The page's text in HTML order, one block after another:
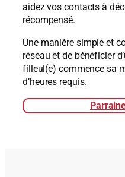
aidez vos contacts à
récompensé.
Une manière simple et
réseau et de bénéficier
filleul(e) commence sa
d’heures requis.